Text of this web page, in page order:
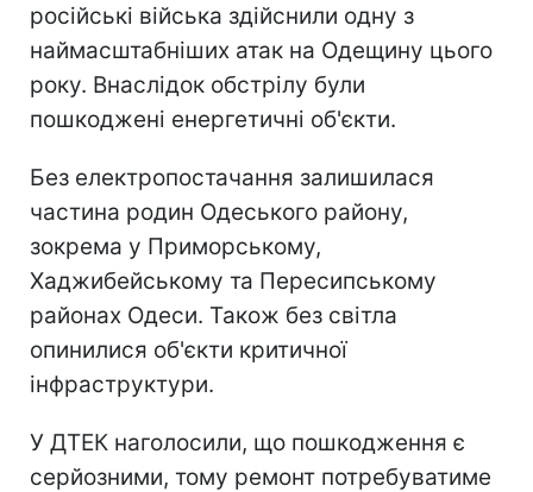
російські війська здійснили одну з
наймасштабніших атак на Одещину цього
року. Внаслідок обстрілу були
пошкоджені енергетичні об'єкти.
Без електропостачання залишилася
частина родин Одеського району,
зокрема у Приморському,
Хаджибейському та Пересипському
районах Одеси. Також без світла
опинилися об'єкти критичної
інфраструктури.
У ДТЕК наголосили, що пошкодження є
серйозними, тому ремонт потребуватиме